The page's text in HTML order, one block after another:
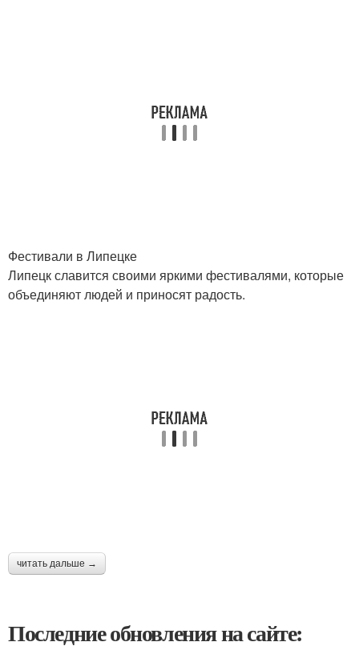
Фестивали в Липецке
Липецк славится своими яркими фестивалями, которые
объединяют людей и приносят радость.
читать дальше →
Последние обновления на сайте: